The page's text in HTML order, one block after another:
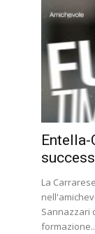
Entella-
La
Sannazzari